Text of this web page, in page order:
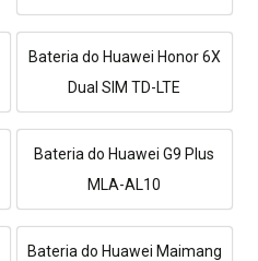
Bateria do Huawei Honor 6X
Dual SIM TD-LTE
Bateria do Huawei G9 Plus
MLA-AL10
Bateria do Huawei Maimang